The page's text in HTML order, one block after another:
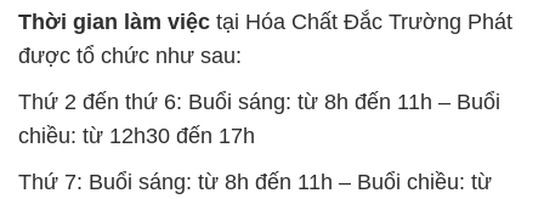
Thời gian làm việc tại Hóa Chất Đắc Trường Phát
được tổ chức như sau:
Thứ 2 đến thứ 6: Buổi sáng: từ 8h đến 11h – Buổi
chiều: từ 12h30 đến 17h
Thứ 7: Buổi sáng: từ 8h đến 11h – Buổi chiều: từ